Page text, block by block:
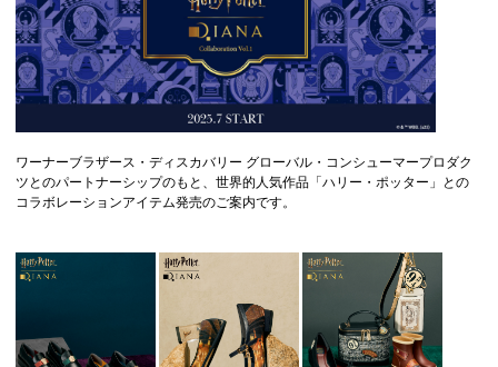
ワーナーブラザース・ディスカバリー グローバル・コンシューマープロダク
ツとのパートナーシップのもと、世界的人気作品「ハリー・ポッター」との
コラボレーションアイテム発売のご案内です。